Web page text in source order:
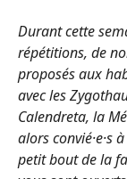
Durant cette
répétitions, de
proposés aux
avec les
Calendreta, la
alors convié·e·s
petit bout de la